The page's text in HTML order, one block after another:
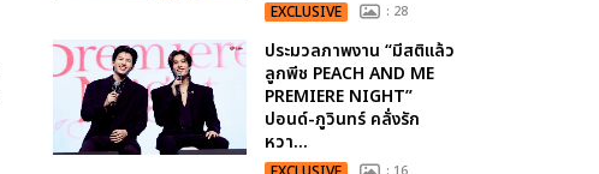
EXCLUSIVE : 28
ประมวลภาพงาน “มีสติแล้ว
ลูกพีช PEACH AND ME
PREMIERE NIGHT”
ปอนด์-ภูวินทร์ คลั่งรัก
หวา...